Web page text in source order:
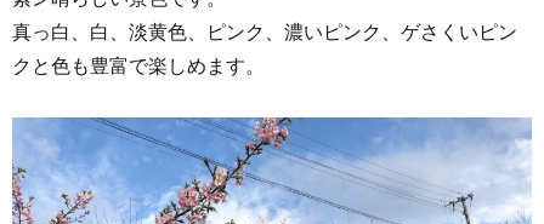
真っ白、白、淡黄色、ピンク、濃いピンク、ゲさくいピン
クと色も豊富で楽しめます。